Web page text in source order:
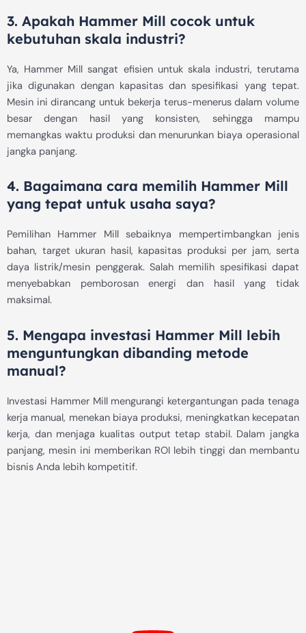
3. Apakah Hammer Mill cocok untuk
kebutuhan skala industri?
Ya, Hammer Mill sangat efisien untuk skala industri, terutama
jika digunakan dengan kapasitas dan spesifikasi yang tepat.
Mesin ini dirancang untuk bekerja terus-menerus dalam volume
besar dengan hasil yang konsisten, sehingga mampu
memangkas waktu produksi dan menurunkan biaya operasional
jangka panjang.
4. Bagaimana cara memilih Hammer Mill
yang tepat untuk usaha saya?
Pemilihan Hammer Mill sebaiknya mempertimbangkan jenis
bahan, target ukuran hasil, kapasitas produksi per jam, serta
daya listrik/mesin penggerak. Salah memilih spesifikasi dapat
menyebabkan pemborosan energi dan hasil yang tidak
maksimal.
5. Mengapa investasi Hammer Mill lebih
menguntungkan dibanding metode
manual?
Investasi Hammer Mill mengurangi ketergantungan pada tenaga
kerja manual, menekan biaya produksi, meningkatkan kecepatan
kerja, dan menjaga kualitas output tetap stabil. Dalam jangka
panjang, mesin ini memberikan ROI lebih tinggi dan membantu
bisnis Anda lebih kompetitif.